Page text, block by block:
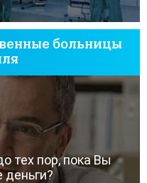
больницы
тех пор, пока Вы
деньги?